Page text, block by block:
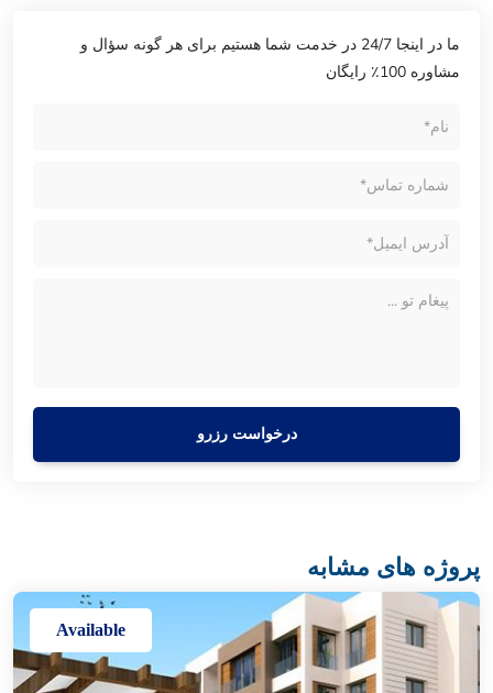
ما در اینجا 24/7 در خدمت شما هستیم برای هر گونه سؤال و
مشاوره 100٪ رایگان
درخواست رزرو
پروژه های مشابه
Available